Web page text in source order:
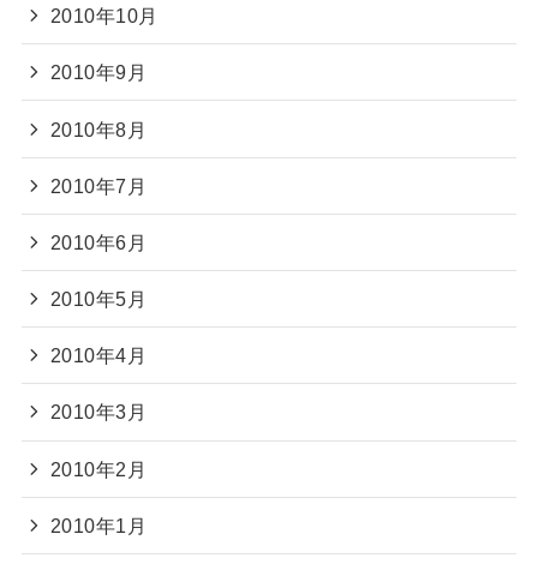
2010年10月
2010年9月
2010年8月
2010年7月
2010年6月
2010年5月
2010年4月
2010年3月
2010年2月
2010年1月